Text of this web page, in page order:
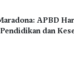
APBD
dan